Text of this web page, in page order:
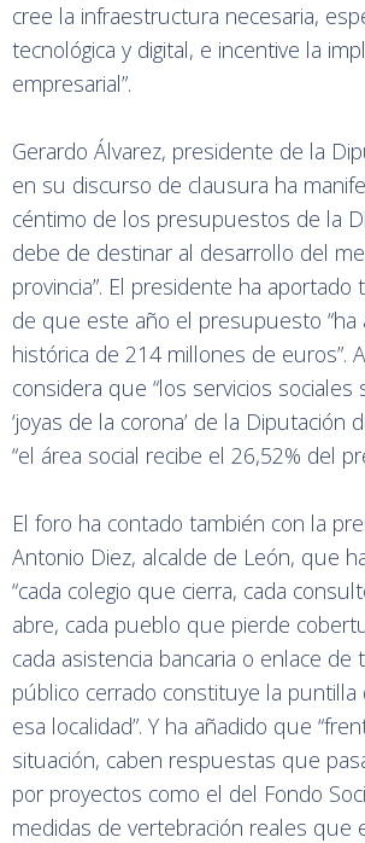
cree la infraestructura necesaria,
tecnológica y digital, e incentive la
empresarial”.
Gerardo Álvarez, presidente de la
en su discurso de clausura ha
céntimo de los presupuestos de la
debe de destinar al desarrollo del
provincia”. El presidente ha aportado
de que este año el presupuesto “ha
histórica de 214 millones de euros”.
considera que “los servicios sociales
‘joyas de la corona’ de la Diputación
“el área social recibe el 26,52% del
El foro ha contado también con la
Antonio Diez, alcalde de León, que
“cada colegio que cierra, cada
abre, cada pueblo que pierde
cada asistencia bancaria o enlace de
público cerrado constituye la puntilla
esa localidad”. Y ha añadido que
situación, caben respuestas que
por proyectos como el del Fondo
medidas de vertebración reales que